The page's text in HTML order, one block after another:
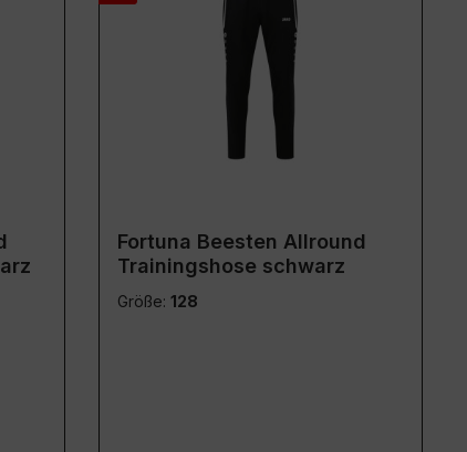
Fortuna Beesten Allround
Trainingshose schwarz
Größe: 128